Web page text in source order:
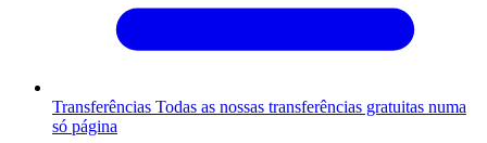
Transferências Todas as nossas transferências gratuitas numa
só página